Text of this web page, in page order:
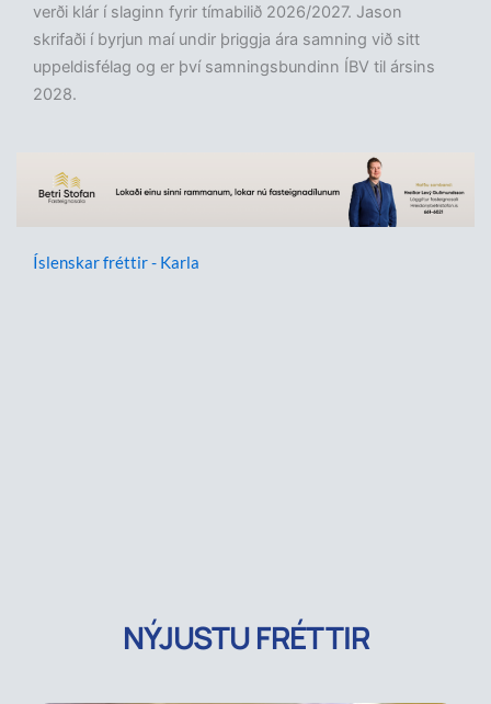
verði klár í slaginn fyrir tímabilið 2026/2027. Jason
skrifaði í byrjun maí undir þriggja ára samning við sitt
uppeldisfélag og er því samningsbundinn ÍBV til ársins
2028.
Íslenskar fréttir - Karla
NÝJUSTU FRÉTTIR